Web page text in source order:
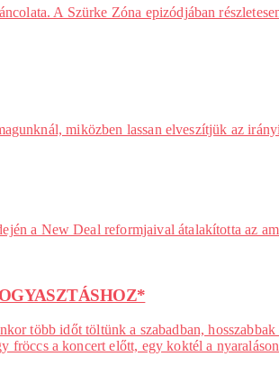
A Szürke Zóna epizódjában
miközben lassan elveszítjük az
a New Deal reformjaival átalakította az
több időt töltünk a szabadban, hosszabbak
a koncert előtt, egy koktél a